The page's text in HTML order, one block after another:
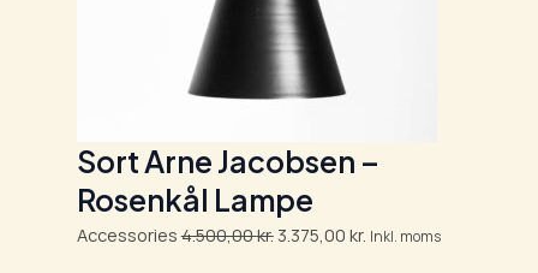
Sort Arne Jacobsen –
Rosenkål Lampe
Accessories4.500,00kr. 3.375,00 kr. Inkl. moms